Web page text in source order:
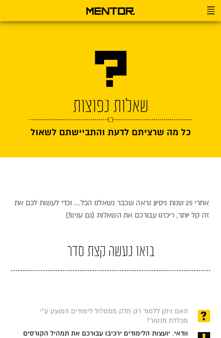
שאלות נפוצות
כל מה שרציתם לדעת והתביישתם לשאול
אחרי 25 שנות ניסיון נראה שכבר נשאלנו הכל… וכדי לעשות לכם את
זה קל יותר, ריכזנו עבורכם את השאלות (גם ענינו!)
בואו נעשה קצת סדר
האם ניתן ללמוד רק חלק ממסלול לימודים המוצע ע"י
מכללת מנטור?
וודאי. יועצות הלימודים ירכיבו עבורכם את תמהיל הקורסים